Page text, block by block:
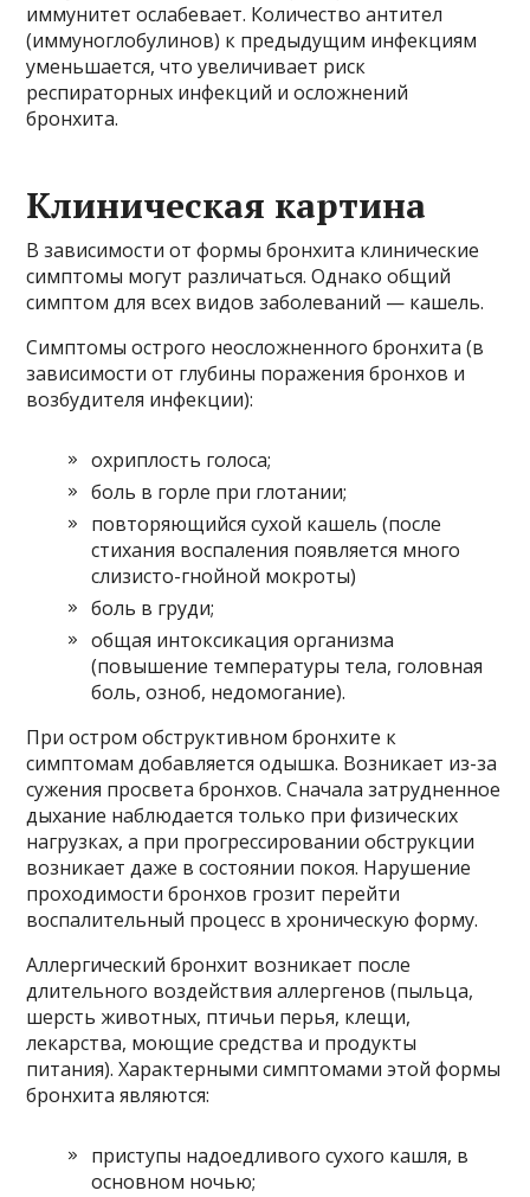
иммунитет ослабевает. Количество антител
(иммуноглобулинов) к предыдущим инфекциям
уменьшается, что увеличивает риск
респираторных инфекций и осложнений
бронхита.
Клиническая картина
В зависимости от формы бронхита клинические
симптомы могут различаться. Однако общий
симптом для всех видов заболеваний — кашель.
Симптомы острого неосложненного бронхита (в
зависимости от глубины поражения бронхов и
возбудителя инфекции):
охриплость голоса;
боль в горле при глотании;
повторяющийся сухой кашель (после
стихания воспаления появляется много
слизисто-гнойной мокроты)
боль в груди;
общая интоксикация организма
(повышение температуры тела, головная
боль, озноб, недомогание).
При остром обструктивном бронхите к
симптомам добавляется одышка. Возникает из-за
сужения просвета бронхов. Сначала затрудненное
дыхание наблюдается только при физических
нагрузках, а при прогрессировании обструкции
возникает даже в состоянии покоя. Нарушение
проходимости бронхов грозит перейти
воспалительный процесс в хроническую форму.
Аллергический бронхит возникает после
длительного воздействия аллергенов (пыльца,
шерсть животных, птичьи перья, клещи,
лекарства, моющие средства и продукты
питания). Характерными симптомами этой формы
бронхита являются:
приступы надоедливого сухого кашля, в
основном ночью;